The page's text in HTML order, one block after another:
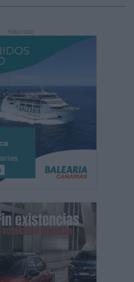
PUBLICIDAD